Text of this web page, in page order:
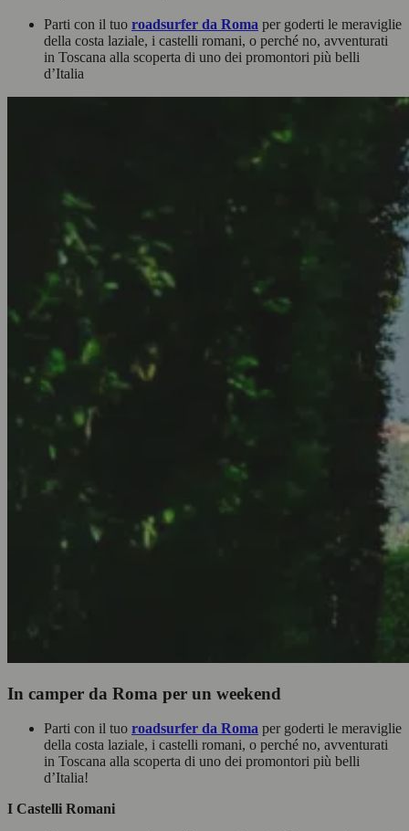
Parti con il tuo roadsurfer da Roma per goderti le meraviglie
della costa laziale, i castelli romani, o perché no, avventurati
in Toscana alla scoperta di uno dei promontori più belli
d’Italia
In camper da Roma per un weekend
Parti con il tuo roadsurfer da Roma per goderti le meraviglie
della costa laziale, i castelli romani, o perché no, avventurati
in Toscana alla scoperta di uno dei promontori più belli
d’Italia!
I Castelli Romani